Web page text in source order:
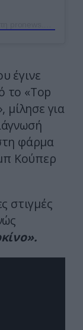
έγινε
το «Top
μίλησε για
φάρμα
Κούπερ
στιγμές